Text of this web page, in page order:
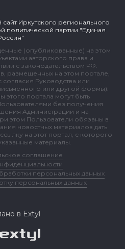
Иркутского регионального
политической партии "Единая
(опубликованные) на этом
авторского права и
с законодательством РФ.
размещенных на этом портале,
согласия Руководства или
или другой формы).
этого портала могут быть
без получения
Администрации и на
этом Пользователи обязаны в
новостных материалов дать
на этот портал, с которого
материалы.
соглашение
персональных данных
персональных данных
в Extyl